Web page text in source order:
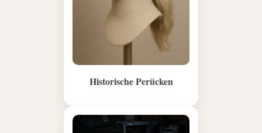
Historische Perücken